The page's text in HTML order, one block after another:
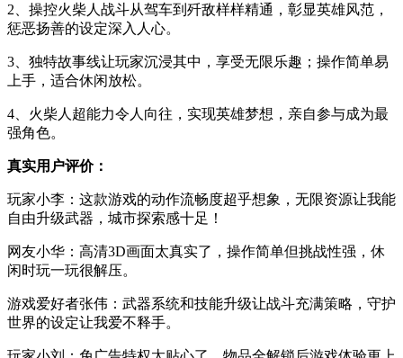
2、操控火柴人战斗从驾车到歼敌样样精通，彰显英雄风范，
惩恶扬善的设定深入人心。
3、独特故事线让玩家沉浸其中，享受无限乐趣；操作简单易
上手，适合休闲放松。
4、火柴人超能力令人向往，实现英雄梦想，亲自参与成为最
强角色。
真实用户评价：
玩家小李：这款游戏的动作流畅度超乎想象，无限资源让我能
自由升级武器，城市探索感十足！
网友小华：高清3D画面太真实了，操作简单但挑战性强，休
闲时玩一玩很解压。
游戏爱好者张伟：武器系统和技能升级让战斗充满策略，守护
世界的设定让我爱不释手。